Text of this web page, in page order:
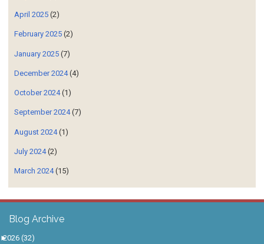
April 2025 (2)
February 2025 (2)
January 2025 (7)
December 2024(4)
October 2024(1)
September 2024(7)
August 2024(1)
July 2024(2)
March 2024(15)
Blog Archive
►
2026 (32)